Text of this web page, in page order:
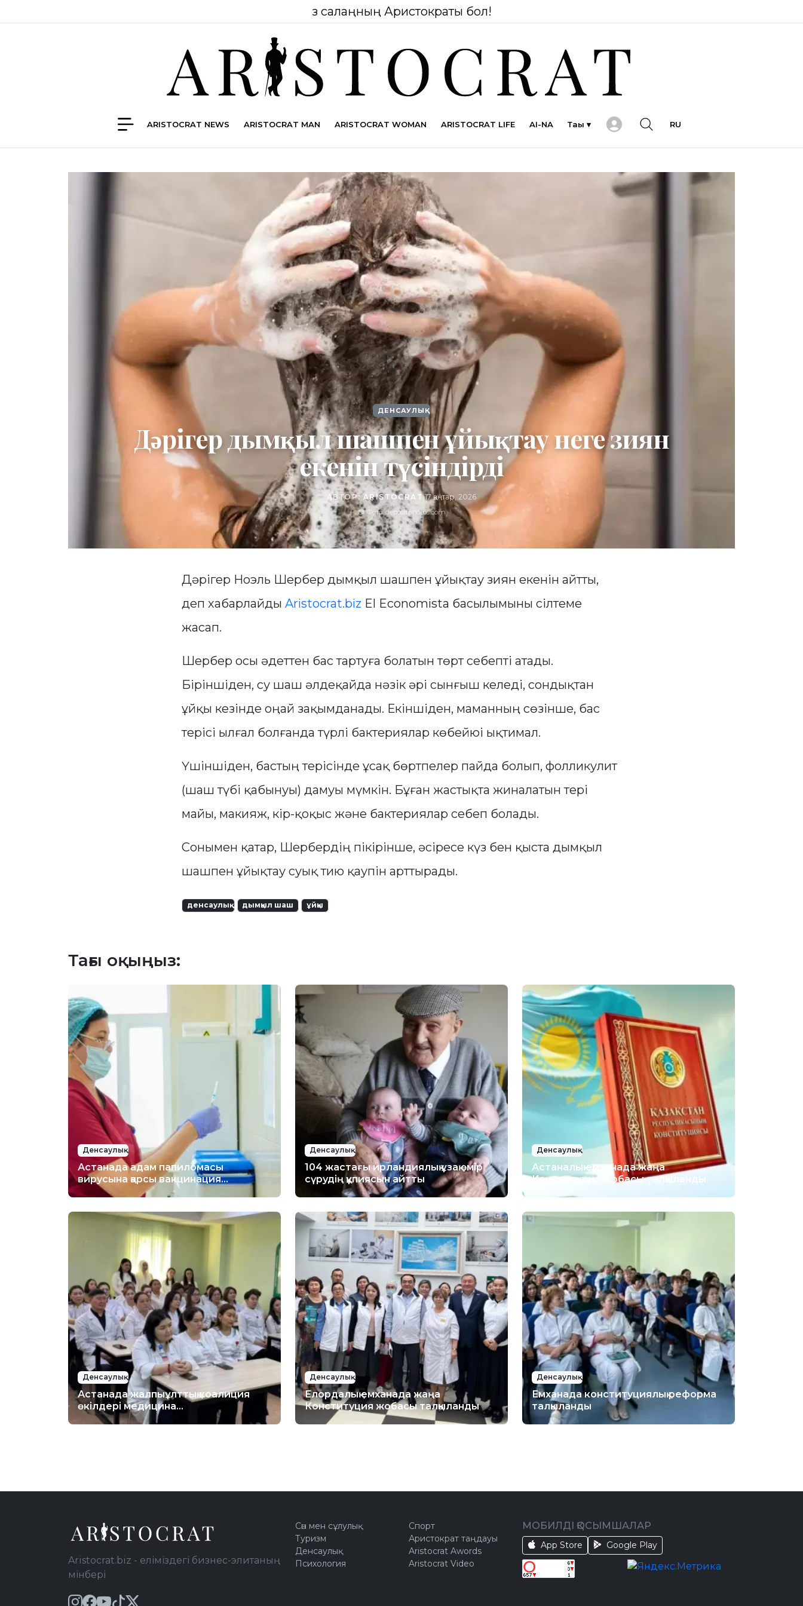
Өз салаңның Аристократы бол!
ARISTOCRAT NEWS ARISTOCRAT MAN ARISTOCRAT WOMAN ARISTOCRAT LIFE AI-NA Тағы ▾ RU
ДЕНСАУЛЫҚ
Дәрігер дымқыл шашпен ұйықтау неге зиян
екенін түсіндірді
АВТОР:ARISTOCRAT|17 қаңтар, 2026
📷 Фото: depositphotos.com
Дәрігер Ноэль Шербер дымқыл шашпен ұйықтау зиян екенін айтты,
деп хабарлайды Aristocrat.biz El Economista басылымыны сілтеме
жасап.
Шербер осы әдеттен бас тартуға болатын төрт себепті атады.
Біріншіден, су шаш әлдеқайда нәзік әрі сынғыш келеді, сондықтан
ұйқы кезінде оңай зақымданады. Екіншіден, маманның сөзінше, бас
терісі ылғал болғанда түрлі бактериялар көбейюі ықтимал.
Үшіншіден, бастың терісінде ұсақ бөртпелер пайда болып, фолликулит
(шаш түбі қабынуы) дамуы мүмкін. Бұған жастықта жиналатын тері
майы, макияж, кір-қоқыс және бактериялар себеп болады.
Сонымен қатар, Шербердің пікірінше, әсіресе күз бен қыста дымқыл
шашпен ұйықтау суық тию қаупін арттырады.
денсаулық дымқыл шаш ұйқы
Тағы оқыңыз:
Денсаулық
Астанада адам папиломасы
вирусына қарсы вакцинация
жүргізілуде
Денсаулық
104 жастағы ирландиялық ұзақ өмір
сүрудің құпиясын айтты
Денсаулық
Астаналық емханада жаңа
Конституция жобасы талқыланды
Денсаулық
Астанада жалпыұлттық коалиция
өкілдері медицина
қызметкерлерімен кездесті
Денсаулық
Елордалық емханада жаңа
Конституция жобасы талқыланды
Денсаулық
Емханада конституциялық реформа
талқыланды
Aristocrat.biz - еліміздегі бизнес-элитаның
мінбері
Сән мен сұлулық
Туризм
Денсаулық
Психология
Спорт
Аристократ таңдауы
Aristocrat Awords
Aristocrat Video
МОБИЛДІ ҚОСЫМШАЛАР
App Store Google Play